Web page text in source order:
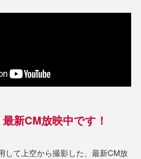
新CM放映中です！
して上空から撮影した、最新CM放